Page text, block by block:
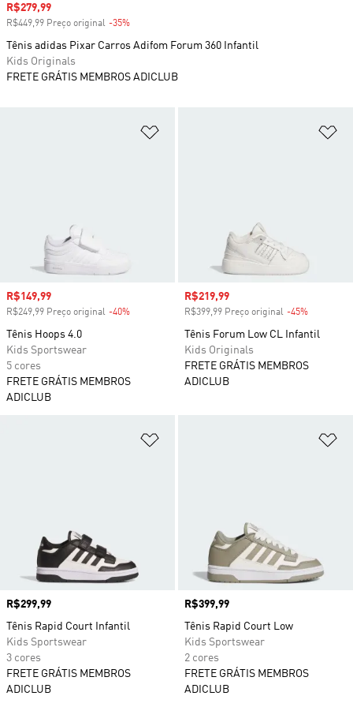
Preço com desconto
R$149,99
R$249,99 Preço original -40%
Tênis Hoops 4.0
Kids Sportswear
5 cores
FRETE GRÁTIS MEMBROS
ADICLUB
Preço com desconto
R$219,99
R$399,99 Preço original -45%
Tênis Forum Low CL Infantil
Kids Originals
FRETE GRÁTIS MEMBROS
ADICLUB
Preço
R$299,99
Tênis Rapid Court Infantil
Kids Sportswear
3 cores
FRETE GRÁTIS MEMBROS
ADICLUB
Preço
R$399,99
Tênis Rapid Court Low
Kids Sportswear
2 cores
FRETE GRÁTIS MEMBROS
ADICLUB
Preço com desconto
R$279,99
R$449,99 Preço original -35%
Tênis adidas Pixar Carros Adifom Forum 360 Infantil
Kids Originals
FRETE GRÁTIS MEMBROS ADICLUB